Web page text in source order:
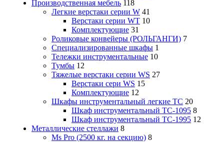
Производственная мебель 118
Легкие верстаки серии W 41
Верстаки серии WT 10
Комплектующие 31
Роликовые конвейеры (РОЛЬГАНГИ) 7
Специализированные шкафы 1
Тележки инструментальные 10
Тумбы 12
Тяжелые верстаки серии WS 27
Верстаки сери WS 15
Комплектующие 12
Шкафы инструментальный легкие ТС 20
Шкаф инструментальный TC-1095 8
Шкаф инструментальный TC-1995 12
Металлические стеллажи 8
Ms Pro (2500 кг. на секцию) 8